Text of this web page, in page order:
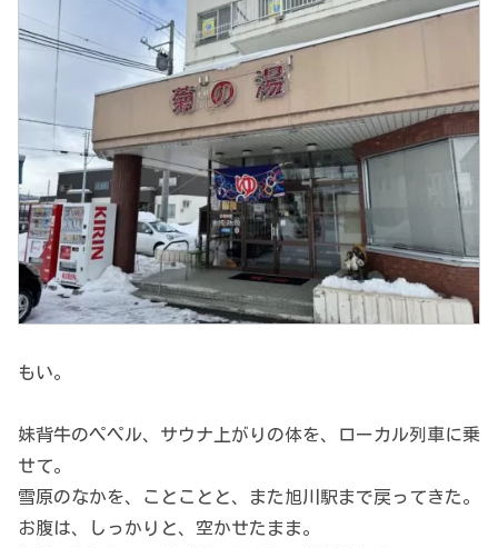
もい。
妹背牛のペペル、サウナ上がりの体を、ローカル列車に乗
せて。
雪原のなかを、ことことと、また旭川駅まで戻ってきた。
お腹は、しっかりと、空かせたまま。